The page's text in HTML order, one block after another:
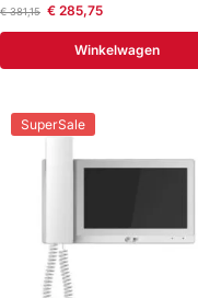
€381,15 €285,75
Winkelwagen
SuperSale